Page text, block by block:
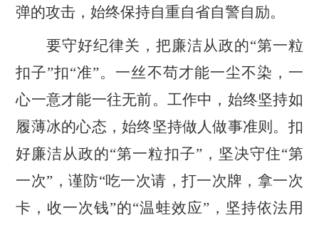
弹的攻击，始终保持自重自省自警自励。
要守好纪律关，把廉洁从政的“第一粒
扣子”扣“准”。一丝不苟才能一尘不染，一
心一意才能一往无前。工作中，始终坚持如
履薄冰的心态，始终坚持做人做事准则。扣
好廉洁从政的“第一粒扣子”，坚决守住“第
一次”，谨防“吃一次请，打一次牌，拿一次
卡，收一次钱”的“温蛙效应”，坚持依法用